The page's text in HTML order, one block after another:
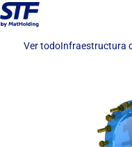
Ver todoInfraestructura